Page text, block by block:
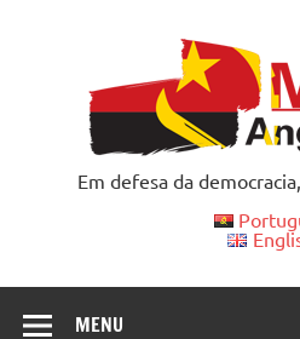
Em defesa da
MENU